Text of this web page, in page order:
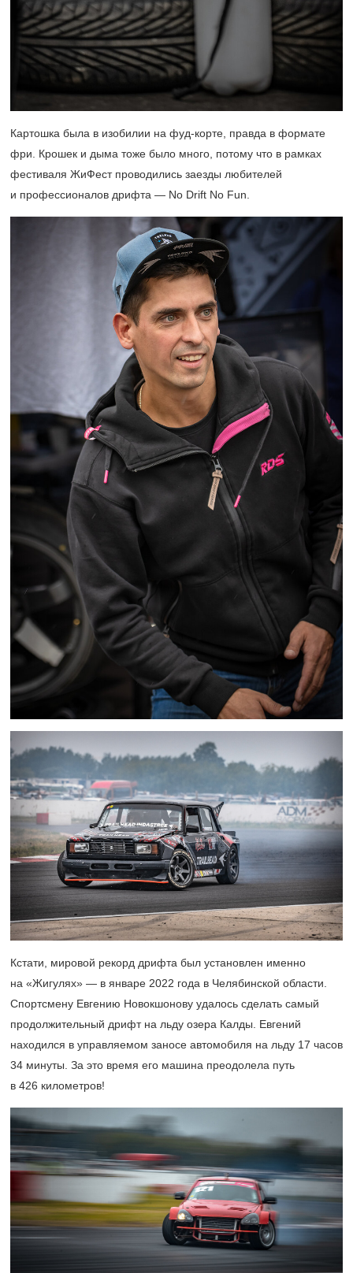
Картошка была в изобилии на фуд-корте, правда в формате
фри. Крошек и дыма тоже было много, потому что в рамках
фестиваля ЖиФест проводились заезды любителей
и профессионалов дрифта — No Drift No Fun.
Кстати, мировой рекорд дрифта был установлен именно
на «Жигулях» — в январе 2022 года в Челябинской области.
Спортсмену Евгению Новокшонову удалось сделать самый
продолжительный дрифт на льду озера Калды. Евгений
находился в управляемом заносе автомобиля на льду 17 часов
34 минуты. За это время его машина преодолела путь
в 426 километров!